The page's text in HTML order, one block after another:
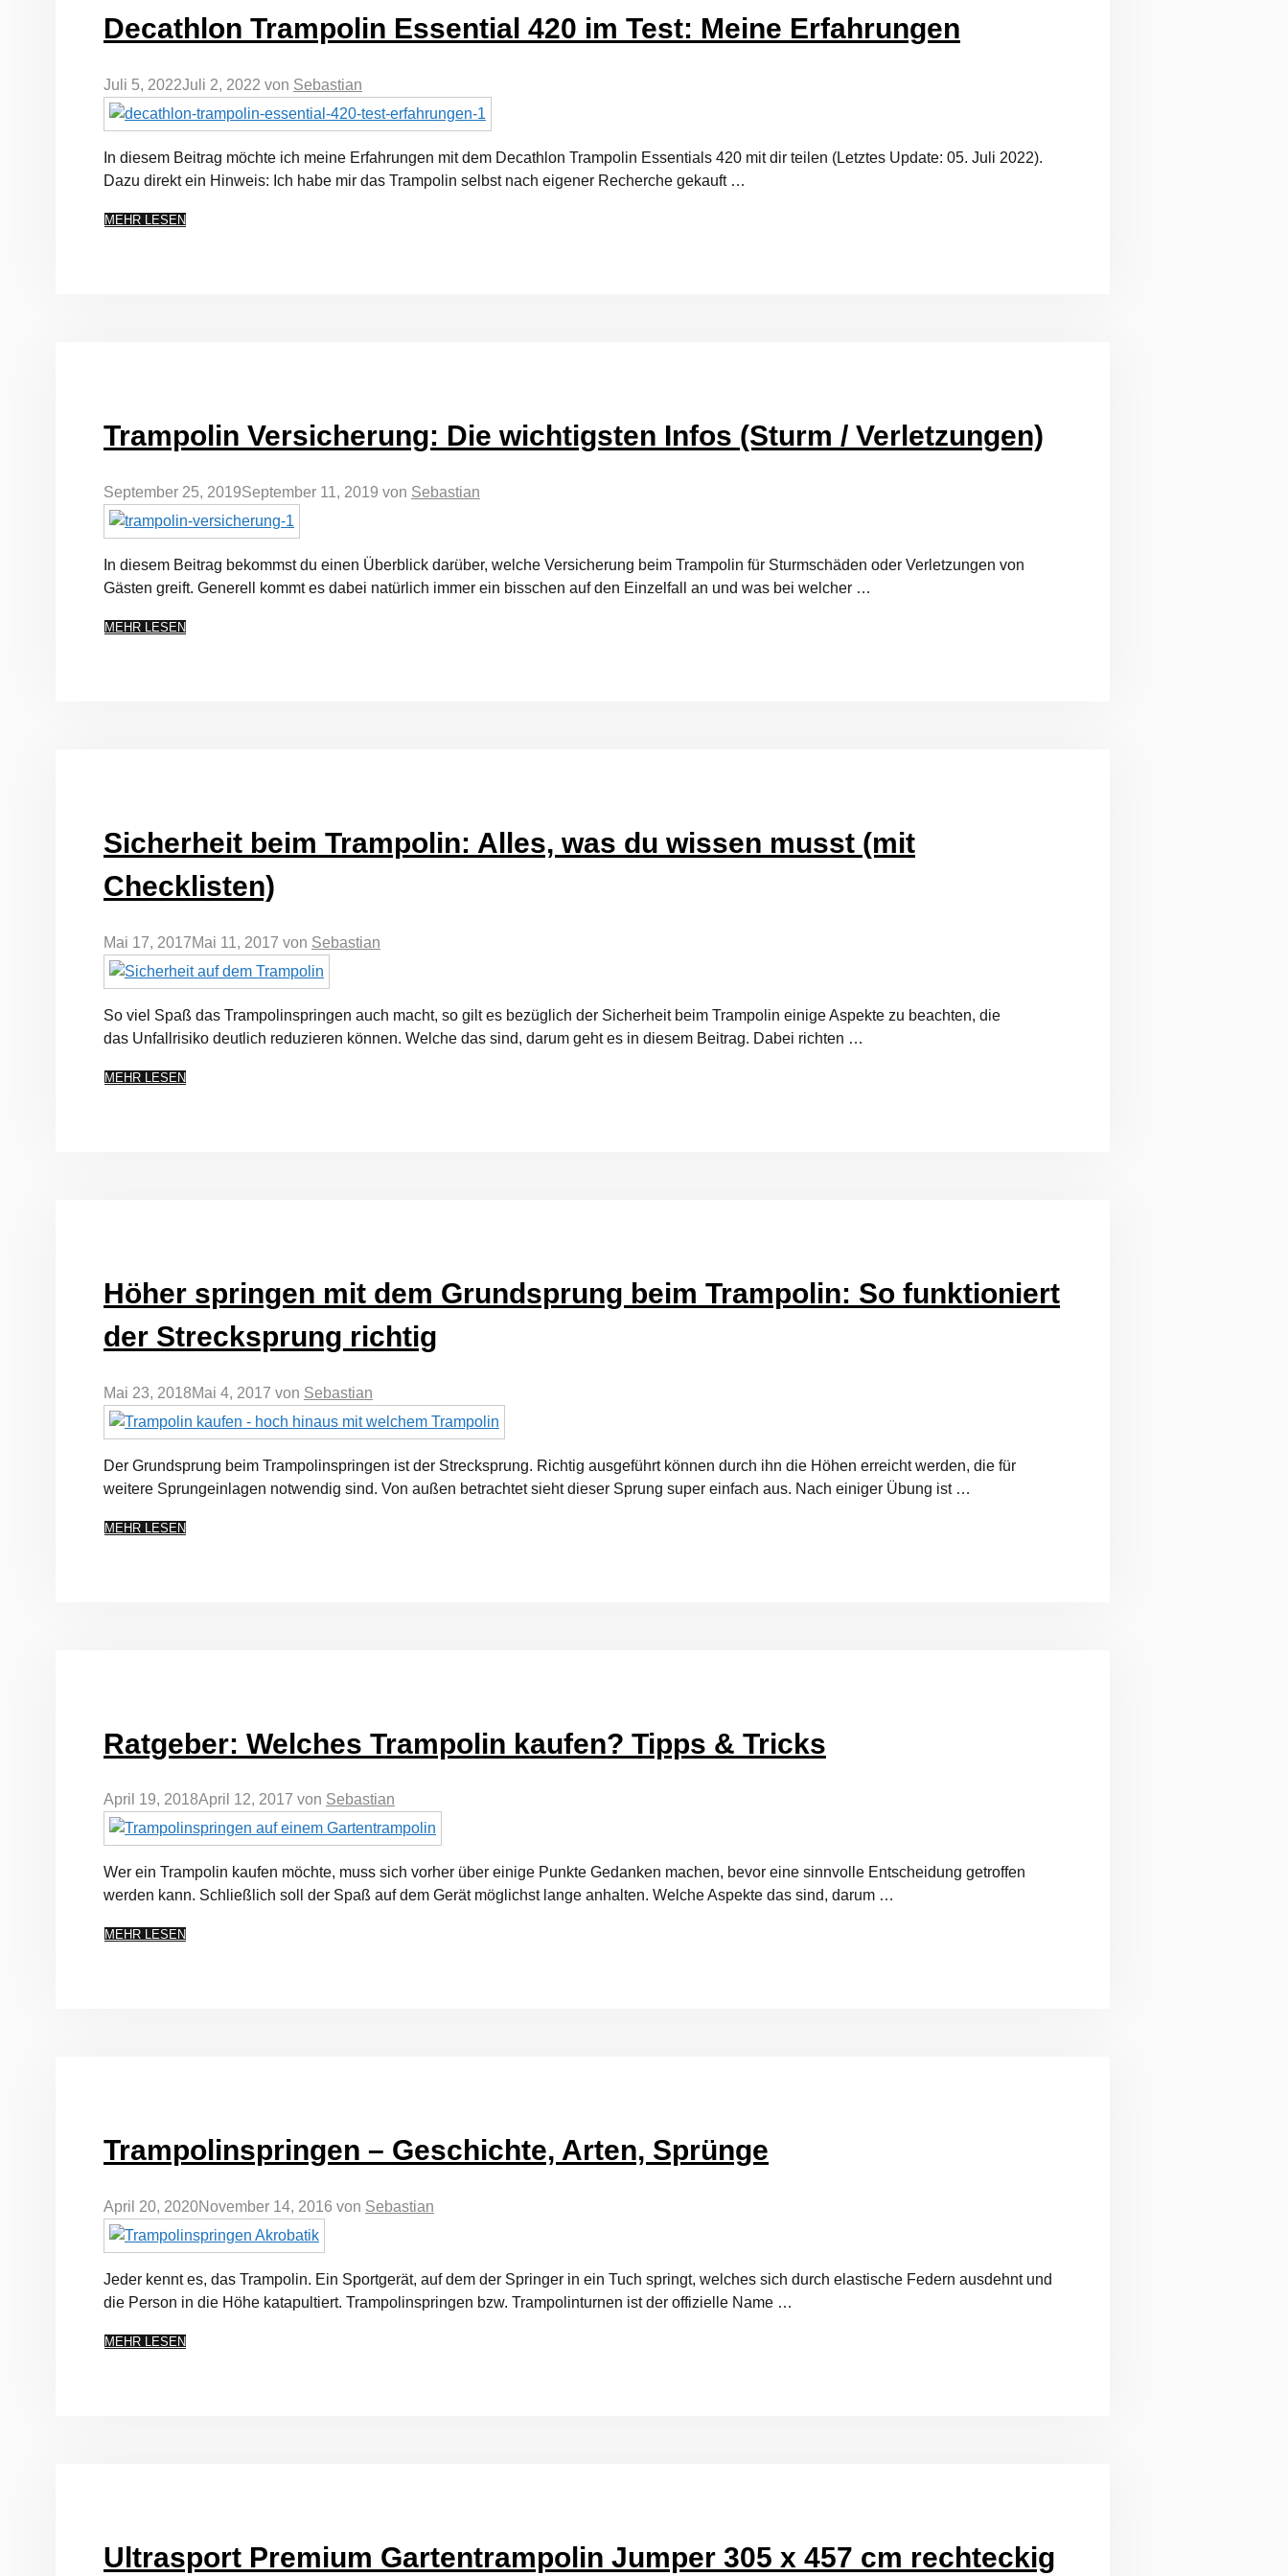
Decathlon Trampolin Essential 420 im Test: Meine Erfahrungen
Juli 5, 2022Juli 2, 2022 von Sebastian
In diesem Beitrag möchte ich meine Erfahrungen mit dem Decathlon Trampolin Essentials 420 mit dir teilen (Letztes Update: 05. Juli 2022).
Dazu direkt ein Hinweis: Ich habe mir das Trampolin selbst nach eigener Recherche gekauft …
MEHR LESEN
Trampolin Versicherung: Die wichtigsten Infos (Sturm / Verletzungen)
September 25, 2019September 11, 2019 von Sebastian
In diesem Beitrag bekommst du einen Überblick darüber, welche Versicherung beim Trampolin für Sturmschäden oder Verletzungen von
Gästen greift. Generell kommt es dabei natürlich immer ein bisschen auf den Einzelfall an und was bei welcher …
MEHR LESEN
Sicherheit beim Trampolin: Alles, was du wissen musst (mit
Checklisten)
Mai 17, 2017Mai 11, 2017 von Sebastian
So viel Spaß das Trampolinspringen auch macht, so gilt es bezüglich der Sicherheit beim Trampolin einige Aspekte zu beachten, die
das Unfallrisiko deutlich reduzieren können. Welche das sind, darum geht es in diesem Beitrag. Dabei richten …
MEHR LESEN
Höher springen mit dem Grundsprung beim Trampolin: So funktioniert
der Strecksprung richtig
Mai 23, 2018Mai 4, 2017 von Sebastian
Der Grundsprung beim Trampolinspringen ist der Strecksprung. Richtig ausgeführt können durch ihn die Höhen erreicht werden, die für
weitere Sprungeinlagen notwendig sind. Von außen betrachtet sieht dieser Sprung super einfach aus. Nach einiger Übung ist …
MEHR LESEN
Ratgeber: Welches Trampolin kaufen? Tipps & Tricks
April 19, 2018April 12, 2017 von Sebastian
Wer ein Trampolin kaufen möchte, muss sich vorher über einige Punkte Gedanken machen, bevor eine sinnvolle Entscheidung getroffen
werden kann. Schließlich soll der Spaß auf dem Gerät möglichst lange anhalten. Welche Aspekte das sind, darum …
MEHR LESEN
Trampolinspringen – Geschichte, Arten, Sprünge
April 20, 2020November 14, 2016 von Sebastian
Jeder kennt es, das Trampolin. Ein Sportgerät, auf dem der Springer in ein Tuch springt, welches sich durch elastische Federn ausdehnt und
die Person in die Höhe katapultiert. Trampolinspringen bzw. Trampolinturnen ist der offizielle Name …
MEHR LESEN
Ultrasport Premium Gartentrampolin Jumper 305 x 457 cm rechteckig